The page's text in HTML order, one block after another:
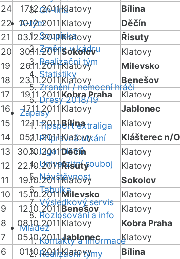
On-line
A-tým
Soupiska
Změny v kádru
Realizační tým
Statistiky
Zranění / nemocní hráči
Dresy 2018/19
Zápasy
Tipsport extraliga
Přípravná utkání
Liga mistrů
Univerzitní souboj
Návštěvnost
Tabulka
Výsledkový servis
Rozlosování a info
Mládež
Kontakty a informace
Realizační týmy
24
17.12.2011Klatovy Bílina
22
10.12.2011 Klatovy Děčín
21
03.12.2011Klatovy Řisuty
20
30.11.2011 Sokolov Klatovy
19
26.11.2011Klatovy Milevsko
18
23.11.2011Klatovy Benešov
17
19.11.2011 Kobra Praha Klatovy
16
17.11.2011 Klatovy Jablonec
15
12.11.2011Bílina Klatovy
14
05.11.2011Klatovy Klášterec n/O
13
30.10.2011Děčín Klatovy
12
22.10.2011Řisuty Klatovy
11
19.10.2011Klatovy Sokolov
10
15.10.2011 Milevsko Klatovy
9
12.10.2011Benešov Klatovy
8
08.10.2011 Klatovy Kobra Praha
7
05.10.2011Jablonec Klatovy
6
01.10.2011Klatovy Bílina